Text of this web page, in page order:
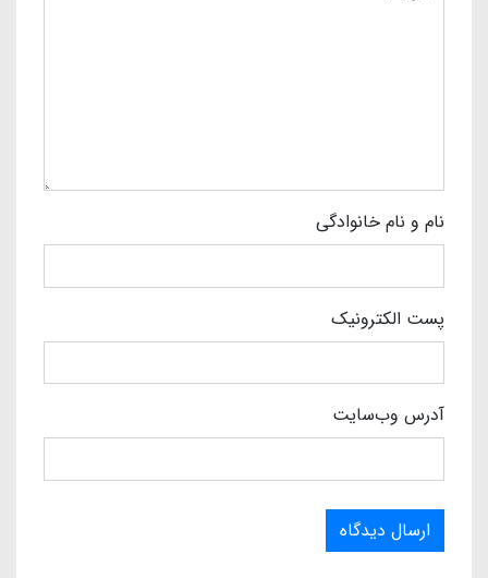
نام و نام خانوادگی
پست الکترونیک
آدرس وب‌سایت
ارسال دیدگاه